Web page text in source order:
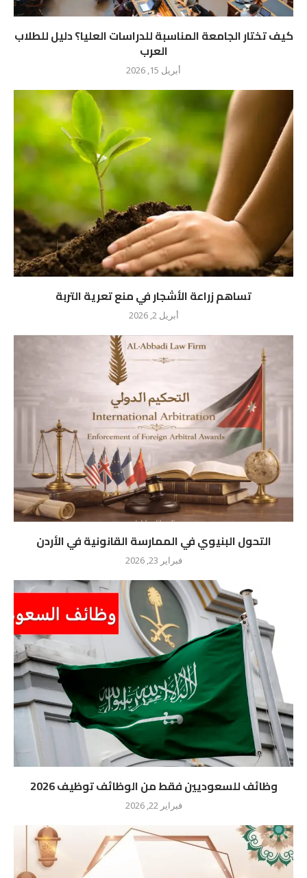
كيف تختار الجامعة المناسبة للدراسات العليا؟ دليل للطلاب
العرب
أبريل 15, 2026
تساهم زراعة الأشجار في منع تعرية التربة
أبريل 2, 2026
التحول البنيوي في الممارسة القانونية في الأردن
فبراير 23, 2026
وظائف للسعوديين فقط من الوظائف توظيف 2026
فبراير 22, 2026